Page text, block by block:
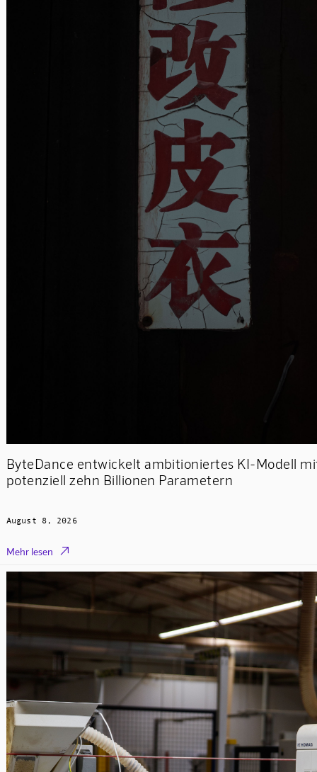
ByteDance entwickelt ambitioniertes KI-Modell
potenziell zehn Billionen Parametern
August 8, 2026
Mehr lesen 